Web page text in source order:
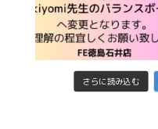
さらに読み込む